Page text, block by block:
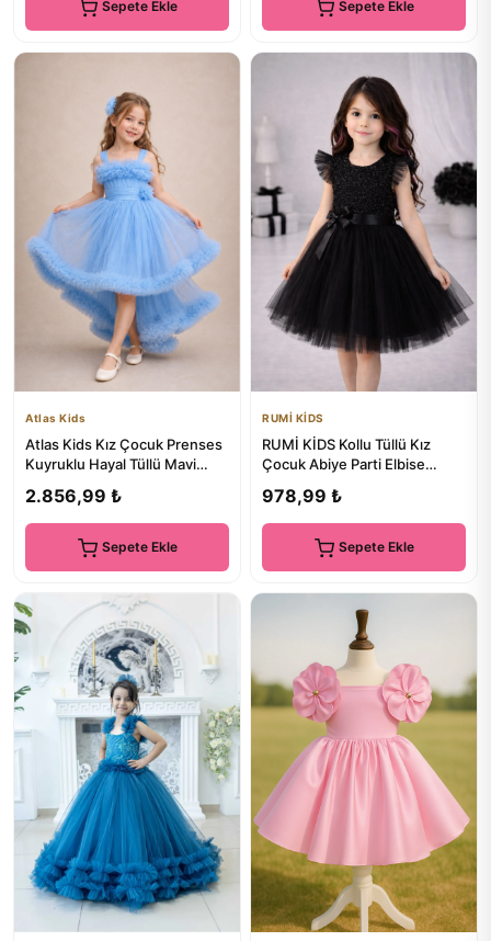
Sepete Ekle Sepete Ekle
Atlas Kids
Atlas Kids Kız Çocuk Prenses
Kuyruklu Hayal Tüllü Mavi
2.856,99 ₺
Sepete Ekle
RUMİ KİDS
RUMİ KİDS Kollu Tüllü Kız
Çocuk Abiye Parti Elbise
978,99 ₺
Sepete Ekle